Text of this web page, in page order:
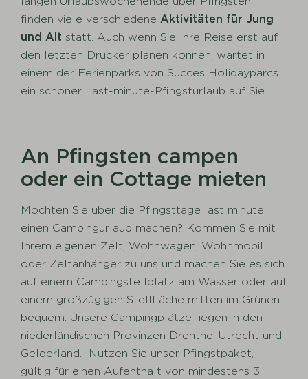
finden viele verschiedeneAktivitäten für Jung
und Alt statt. Auch wenn Sie Ihre Reise erst auf
den letzten Drücker planen können, wartet in
einem der Ferienparks von Succes Holidayparcs
ein schöner Last-minute-Pfingsturlaub auf Sie.
An Pfingsten campen
oder ein Cottage mieten
Möchten Sie über die Pfingsttage last minute
einen Campingurlaub machen? Kommen Sie mit
Ihrem eigenen Zelt, Wohnwagen, Wohnmobil
oder Zeltanhänger zu uns und machen Sie es sich
auf einem Campingstellplatz am Wasser oder auf
einem großzügigen Stellfläche mitten im Grünen
bequem. Unsere Campingplätze liegen in den
niederländischen Provinzen Drenthe, Utrecht und
Gelderland. Nutzen Sie unser Pfingstpaket,
gültig für einen Aufenthalt von mindestens 3